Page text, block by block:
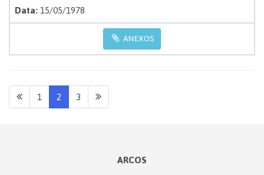
Data:15/05/1978
ANEXOS
1 2 3
ARCOS